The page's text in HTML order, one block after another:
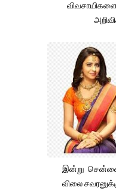
இன்று
விலை